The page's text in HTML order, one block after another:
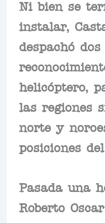
Ni bien se
instalar,
despachó dos
helicóptero,
las regiones
norte y
posiciones
Pasada una
Roberto